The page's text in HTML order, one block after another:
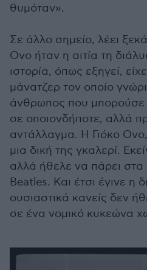
θυμόταν».
Σε άλλο σημείο, λέει
Ονο ήταν η αιτία τη
ιστορία, όπως εξηγεί,
μάνατζερ τον οποίο
άνθρωπος που μπορούσε
σε οποιονδήποτε, αλλά
αντάλλαγμα. Η Γιόκο
μια δική της γκαλερί.
αλλά ήθελε να πάρει στα
Beatles. Και έτσι έγινε η
ουσιαστικά κανείς δεν
σε ένα νομικό κυκεώνα